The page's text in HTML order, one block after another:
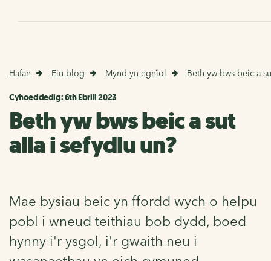
Hafan Ein blog Mynd yn egnïol Beth yw bws beic a
Cyhoeddedig: 6th Ebrill 2023
Beth yw bws beic a sut
alla i sefydlu un?
Mae bysiau beic yn ffordd wych o helpu
pobl i wneud teithiau bob dydd, boed
hynny i'r ysgol, i'r gwaith neu i